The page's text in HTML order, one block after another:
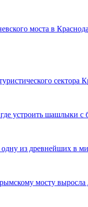
моста в
сектора
устроить шашлыки с
из древнейших в
мосту выросла